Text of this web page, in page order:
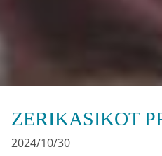
ZERIKASIKOT
2024/10/30